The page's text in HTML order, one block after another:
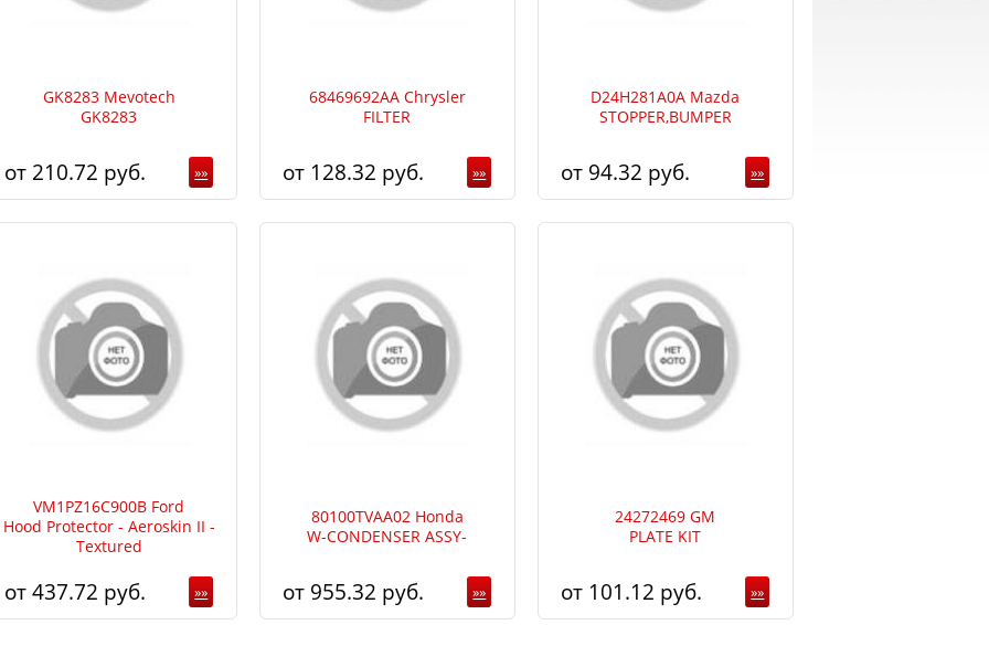
GK8283 Mevotech
GK8283
210.72 »»
68469692AA Chrysler
FILTER
128.32 »»
D24H281A0A Mazda
STOPPER,BUMPER
94.32 »»
VM1PZ16C900B Ford
Hood Protector - Aeroskin II -
Textured
437.72 »»
80100TVAA02 Honda
W-CONDENSER ASSY-
955.32 »»
24272469 GM
PLATE KIT
101.12 »»